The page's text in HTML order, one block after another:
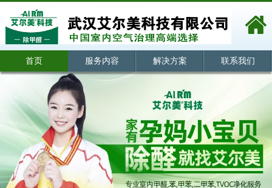
首页 服务内容 解决方案 联系我们